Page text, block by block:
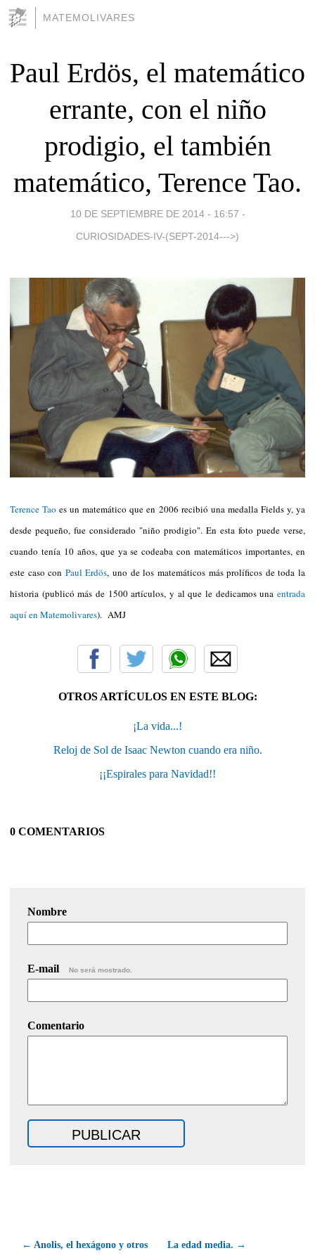
MATEMOLIVARES
Paul Erdös, el matemático
errante, con el niño
prodigio, el también
matemático, Terence Tao.
10 DE SEPTIEMBRE DE 2014 - 16:57 -
CURIOSIDADES-IV-(SEPT-2014--->)
Terence Taoes un matemático que en 2006 recibió una medalla Fields y, ya
desde pequeño, fue considerado "niño prodigio". En esta foto puede verse,
cuando tenía 10 años, que ya se codeaba con matemáticos importantes, en
este caso con Paul Erdös, uno de los matemáticos más prolíficos de toda la
historia (publicó más de 1500 artículos, y al que le dedicamos una entrada
aquí en Matemolivares). AMJ
OTROS ARTÍCULOS EN ESTE BLOG:
¡La vida...!
Reloj de Sol de Isaac Newton cuando era niño.
¡¡Espirales para Navidad!!
0 COMENTARIOS
Nombre
E-mail No será mostrado.
Comentario
← Anolis, el hexágono y otros
La edad media. →